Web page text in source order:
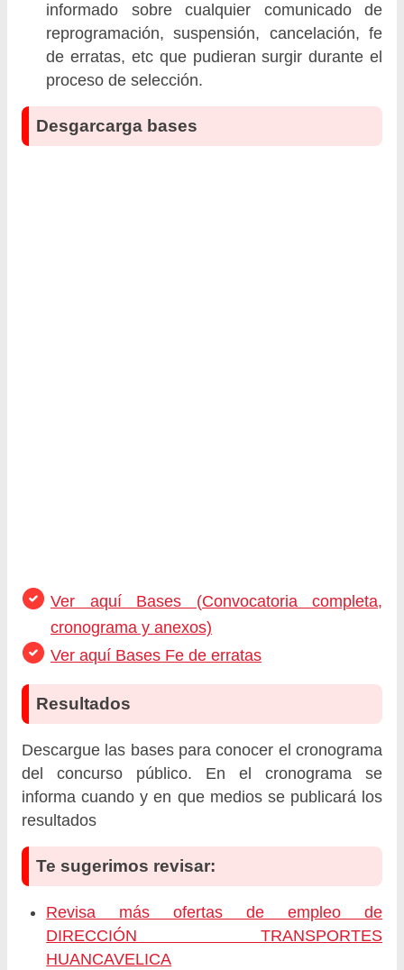
informado sobre cualquier comunicado de
reprogramación, suspensión, cancelación, fe
de erratas, etc que pudieran surgir durante el
proceso de selección.
Desgarcarga bases
Ver aquí Bases (Convocatoria completa,
cronograma y anexos)
Ver aquí Bases Fe de erratas
Resultados
Descargue las bases para conocer el cronograma
del concurso público. En el cronograma se
informa cuando y en que medios se publicará los
resultados
Te sugerimos revisar:
Revisa más ofertas de empleo de
DIRECCIÓN TRANSPORTES
HUANCAVELICA